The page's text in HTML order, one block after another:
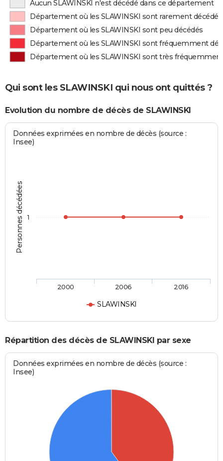
Aucun SLAWINSKI n'est décédé dans ce département
Département où les SLAWINSKI sont rarement décédés
Département où les SLAWINSKI sont peu décédés
Département où les SLAWINSKI sont fréquemment
Département où les SLAWINSKI sont très
Qui sont les SLAWINSKI qui nous ont quittés ?
Evolution du nombre de décès de SLAWINSKI
Personnes décédées
Données exprimées en nombre de décès (source :
Insee)
SLAWINSKI
2000 2006 2016
1
Répartition des décès de SLAWINSKI par sexe
Données exprimées en nombre de décès (source :
Insee)